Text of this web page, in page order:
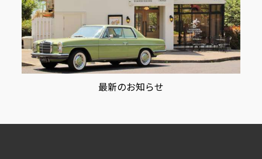
最新のお知らせ